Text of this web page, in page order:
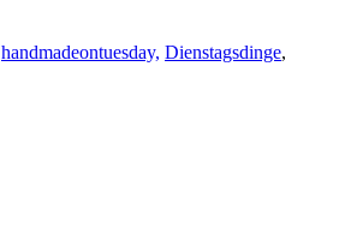
handmadeontuesday, Dienstagsdinge,